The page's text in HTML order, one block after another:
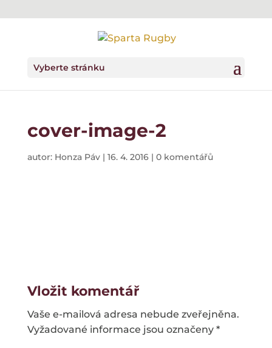
Vyberte stránku
cover-image-2
autor: Honza Páv| 16. 4. 2016| 0 komentářů
Vložit komentář
Vaše e-mailová adresa nebude zveřejněna.
Vyžadované informace jsou označeny *